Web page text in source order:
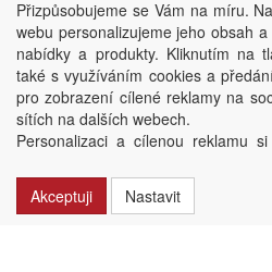
Kontakt
Losování účtenek
Aktuality
Nastavení soukromí
Copyright © ABRA
Přizpůsobujeme se Vám na míru.
webu personalizujeme jeho obsah
nabídky a produkty. Kliknutím na
také s využíváním cookies a
pro zobrazení cílené reklamy na
sítích na dalších webech.
Personalizaci a cílenou reklamu
Akceptuji
Nastavit